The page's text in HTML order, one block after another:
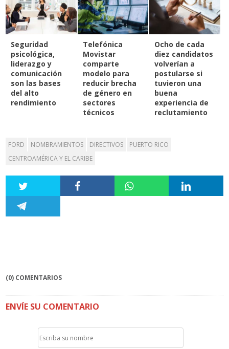
Seguridad
psicológica,
liderazgo y
comunicación
son las bases
del alto
rendimiento
Telefónica
Movistar
comparte
modelo para
reducir brecha
de género en
sectores
técnicos
Ocho de cada
diez candidatos
volverían a
postularse si
tuvieron una
buena
experiencia de
reclutamiento
FORD NOMBRAMIENTOS DIRECTIVOS
PUERTO RICO
CENTROAMÉRICA Y EL CARIBE
(0) COMENTARIOS
ENVÍE SU COMENTARIO